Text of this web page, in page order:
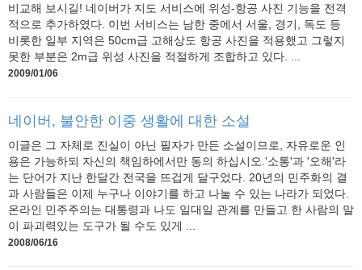
비교해 보시길! 네이버가 지도 서비스에 위성-항공 사진 기능을 전격
적으로 추가하였다. 이번 서비스는 남한 중에서 서울, 경기, 독도 등
비롯한 일부 지역은 50cm급 고해상도 항공 사진을 적용했고 그렇지
못한 부분은 2m급 위성 사진을 적절하게 조합하고 있다. ...
2009/01/06
네이버, 불안한 이중 생활에 대한 소설
이글은 그 자체로 진실이 아닌 필자가 만든 소설이므로, 자유로운 인
용은 가능하되 자신의 책임하에서만 동의 하십시오.'소통'과 '오해'라
는 단어가 지난 한달간 전국을 뜨겁게 달구었다. 20년의 민주화의 결
과 사람들은 이제 누구나 이야기를 하고 나눌 수 있는 나라가 되었다.
온라인 민주주의는 대통령과 나도 일대일 관계를 만들고 한 사람의 말
이 파괴력있는 도구가 될 수도 있게 ...
2008/06/16